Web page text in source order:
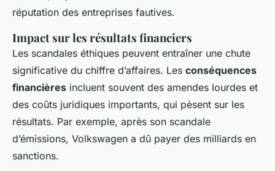
réputation des entreprises fautives.
Impact sur les résultats financiers
Les scandales éthiques peuvent entraîner une chute
significative du chiffre d’affaires. Les conséquences
financières incluent souvent des amendes lourdes et
des coûts juridiques importants, qui pèsent sur les
résultats. Par exemple, après son scandale
d’émissions, Volkswagen a dû payer des milliards en
sanctions.